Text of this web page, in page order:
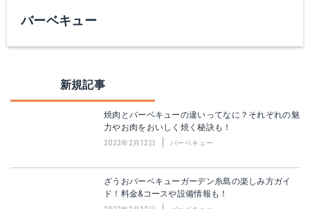
バーベキュー
新規記事
焼肉とバーベキューの違いってなに？それぞれの魅
力やお肉をおいしく焼く秘訣も！
2022年2月12日 バーベキュー
ざうおバーベキューガーデン糸島の楽しみ方ガイ
ド！料金&コースや設備情報も！